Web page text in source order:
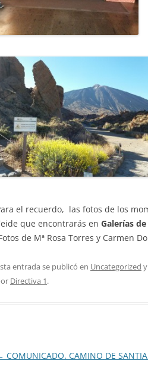
el recuerdo, las fotos de los
que encontrarás en Galerías
de Mª Rosa Torres y Carmen
entrada se publicó en Uncategorized
Directiva 1.
COMUNICADO. CAMINO DE